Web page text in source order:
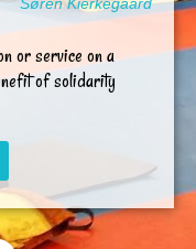
Søren Kierkegaard
or service on a
of solidarity